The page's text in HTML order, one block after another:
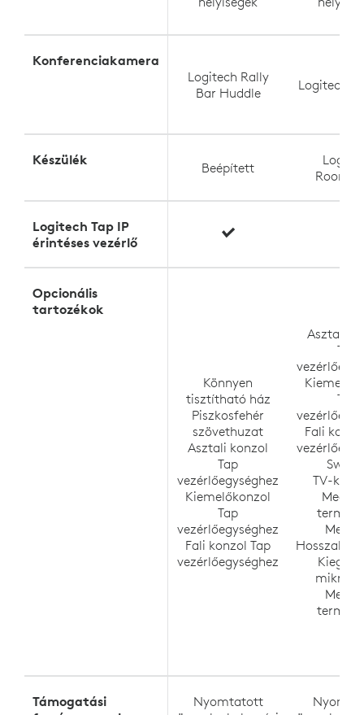
Konferenciakamera
Logitech Rally
Bar Huddle
Logitech
Készülék Beépített
Logitech Tap IP
érintéses vezérlő
Opcionális
tartozékok
Könnyen
tisztítható ház
Piszkosfehér
szövethuzat
Asztali konzol
Tap
vezérlőegységhez
Kiemelőkonzol
Tap
vezérlőegységhez
Fali konzol Tap
vezérlőegységhez
Asztali
Tap
Tap
Fali
TV-
Támogatási
Nyomtatott